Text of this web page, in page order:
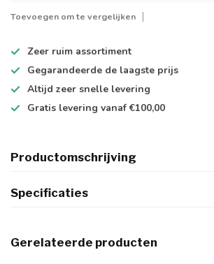
Toevoegen om te vergelijken
Zeer ruim assortiment
Gegarandeerde de laagste prijs
Altijd zeer snelle levering
Gratis levering vanaf €100,00
Productomschrijving
Specificaties
Gerelateerde producten